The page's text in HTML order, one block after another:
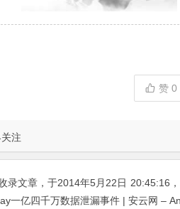
注
赞0
录文章，于2014年5月22日 20:45:16
一亿四千万数据泄漏事件 | 安云网 –